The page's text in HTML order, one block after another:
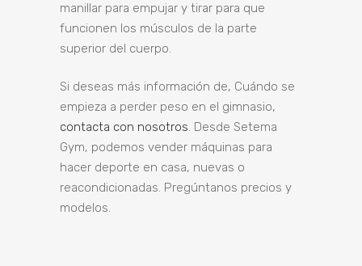
manillar para empujar y tirar para que
funcionen los músculos de la parte
superior del cuerpo.
Si deseas más información de, Cuándo se
empieza a perder peso en el gimnasio,
contacta con nosotros. Desde Setema
Gym, podemos vender máquinas para
hacer deporte en casa, nuevas o
reacondicionadas. Pregúntanos precios y
modelos.